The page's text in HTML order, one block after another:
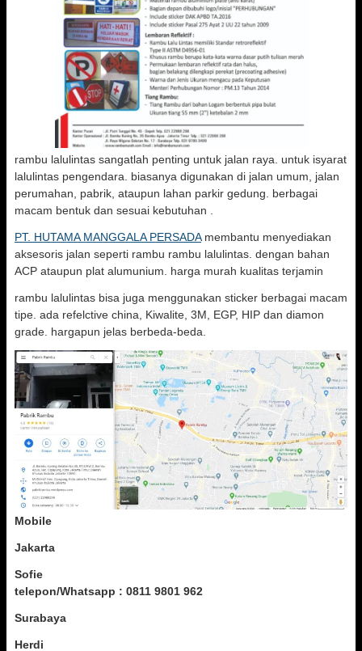
rambu lalulintas sangatlah penting untuk jalan raya. untuk isyarat
lalulintas pengendara. biasanya digunakan di jalan umum, jalan
perumahan, pabrik, ataupun lahan parkir gedung. berbagai
macam bentuk dan sesuai kebutuhan .
PT. HUTAMA MANGGALA PERSADAmembantu menyediakan
aksesoris jalan seperti rambu rambu lalulintas. dengan bahan
ACP ataupun plat alumunium. harga murah kualitas terjamin
rambu lalulintas bisa juga menggunakan sticker berbagai macam
tipe. ada refelctive china, Kiwalite, 3M, EGP, HIP dan diamon
grade. hargapun jelas berbeda-beda.
Mobile
Jakarta
Sofie
telepon/Whatsapp : 0811 9801 962
Surabaya
Herdi